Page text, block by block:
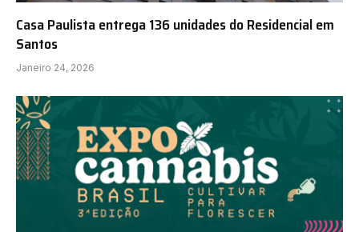
Casa Paulista entrega 136 unidades do Residencial em
Santos
Janeiro 24, 2026